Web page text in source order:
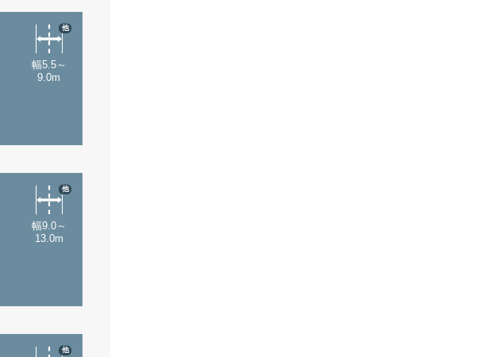
幅5.5～
9.0m
他
幅9.0～
13.0m
他
他